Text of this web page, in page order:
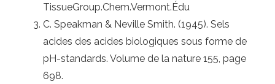
TissueGroup.Chem.Vermont.Édu
C. Speakman & Neville Smith. (1945). Sels
acides des acides biologiques sous forme de
pH-standards. Volume de la nature 155, page
698.